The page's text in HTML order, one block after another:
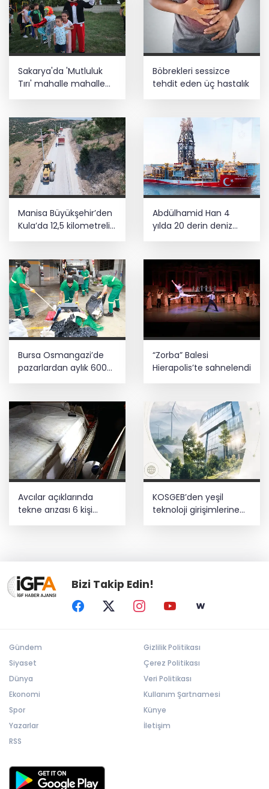
Sakarya'da 'Mutluluk
Tırı' mahalle mahalle
Böbrekleri sessizce
tehdit eden üç hastalık
Manisa Büyükşehir’den
Kula’da 12,5 kilometrelik
Abdülhamid Han 4
yılda 20 derin deniz
Bursa Osmangazi’de
pazarlardan aylık 600
ton atık toplanıyor
“Zorba” Balesi
Hierapolis’te sahnelendi
Avcılar açıklarında
tekne arızası 6 kişi
kurtarıldı
KOSGEB’den yeşil
teknoloji girişimlerine
6,5 milyon TL’ye kadar
Bizi Takip Edin!
Gündem
Siyaset
Dünya
Ekonomi
Spor
Yazarlar
RSS
Gizlilik Politikası
Çerez Politikası
Veri Politikası
Kullanım Şartnamesi
Künye
İletişim